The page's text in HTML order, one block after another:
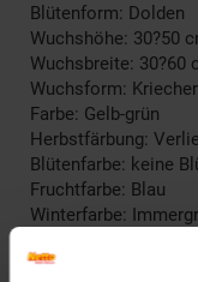
Blütenform: Dolden
Wuchshöhe: 30?50
Wuchsbreite: 30?60
Wuchsform:
Farbe: Gelb-grün
Herbstfärbung:
Blütenfarbe: keine
Fruchtfarbe: Blau
Winterfarbe:
Frucht: Zierfrucht,